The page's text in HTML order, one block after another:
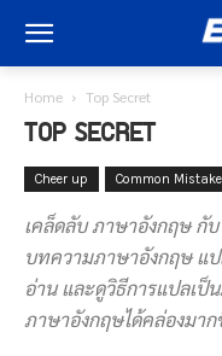
Home Top Secret
TOP SECRET
Cheer up Common Mistake
เคล็ดลับ ภาษาอังกฤษ กั
บทความภาษาอังกฤษ แ
อ่าน และดูวิธีการแปลเป็
ภาษาอังกฤษได้คล่องมา